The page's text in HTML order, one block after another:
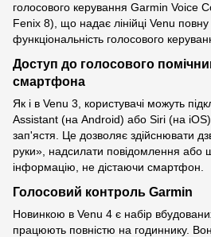
голосового керування Garmin Voice
Fenix 8), що надає лінійці Venu повну
функціональність голосового
Доступ до голосового
смартфона
Як і в Venu 3, користувачі можуть
Assistant (на Android) або Siri (на
зап'ястя. Це дозволяє здійснювати
руки», надсилати повідомлення або
інформацію, не дістаючи смартфон.
Голосовий контроль Garmin
Новинкою в Venu 4 є набір
працюють повністю на годиннику.